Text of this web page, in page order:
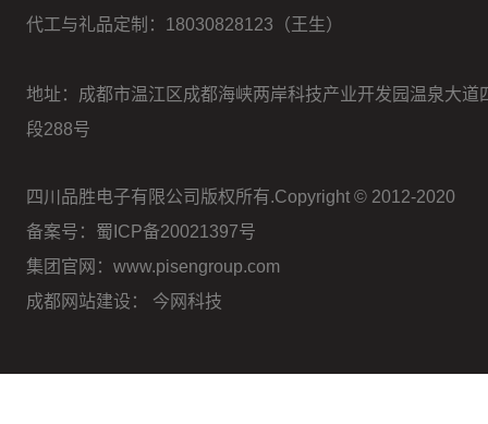
代工与礼品定制：18030828123（王生）
地址：成都市温江区成都海峡两岸科技产业开发园温泉大道
段288号
四川品胜电子有限公司版权所有.Copyright © 2012-2020
备案号：蜀ICP备20021397号
集团官网：www.pisengroup.com
成都网站建设：
今网科技